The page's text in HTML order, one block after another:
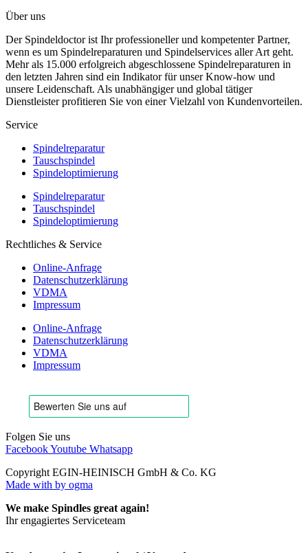
Über uns
Der Spindeldoctor ist Ihr professioneller und kompetenter Partner,
wenn es um Spindelreparaturen und Spindelservices aller Art geht.
Mehr als 15.000 erfolgreich abgeschlossene Spindelreparaturen in
den letzten Jahren sind ein Indikator für unser Know-how und
unsere Leidenschaft. Als unabhängiger und global tätiger
Dienstleister profitieren Sie von einer Vielzahl von Kundenvorteilen.
Service
Spindelreparatur
Tauschspindel
Spindeloptimierung
Spindelreparatur
Tauschspindel
Spindeloptimierung
Rechtliches & Service
Online-Anfrage
Datenschutzerklärung
VDMA
Impressum
Online-Anfrage
Datenschutzerklärung
VDMA
Impressum
Folgen Sie uns
FacebookYoutube Whatsapp
Copyright EGIN-HEINISCH GmbH & Co. KG
Made with by ogma
We make Spindles great again!
Ihr engagiertes Serviceteam